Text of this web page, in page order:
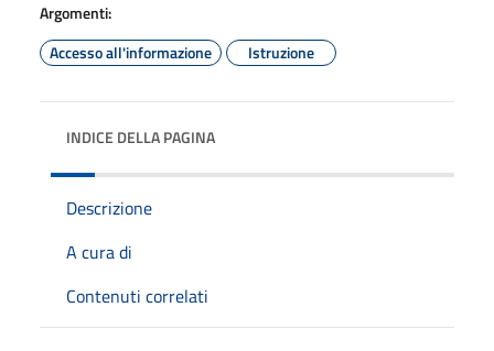
Argomenti:
Accesso all'informazione
Istruzione
INDICE DELLA PAGINA
Descrizione
A cura di
Contenuti correlati